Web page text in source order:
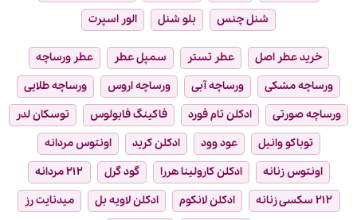
شنل چنس
بلو شنل الور اسپرت
خرید عطر اصل عطر تستر سمپل عطر
عطر ورساچه
ورساچه مشکی
ورساچه آبی ورساچه اروس
ورساچه طلایی
ورساچه صورتی
ادکلن تام فورد فاکینگ فابولوس
توسکان لدر
توباکو وانیل
عود وود ادکلن کرید
اونتوس مردانه
اونتوس زنانه
ادکلن کارولینا هررا گود گرل
۲۱۲ مردانه
۲۱۲ سکسی زنانه
ادکلن لانکوم ادکلن لاویه بل
میدنایت رز